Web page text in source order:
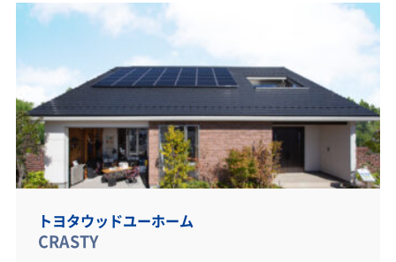
い、木のぬくもりを感じることができます。独自のビ
ッグフレーム構法で叶える大開口・大空間を始め、自
由設計の醍醐味を感じることができます。木の家の可
能性をぜひ体感して下さい。
トヨタウッドユーホーム
CRASTY